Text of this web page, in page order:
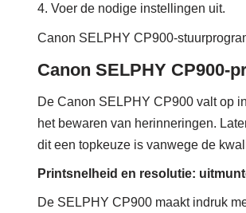
4. Voer de nodige instellingen uit.
Canon SELPHY CP900-
Canon SELPHY CP900-
De Canon SELPHY CP900 valt op
het bewaren van herinneringen.
dit een topkeuze is vanwege de
Printsnelheid en resolutie:
De SELPHY CP900 maakt indruk